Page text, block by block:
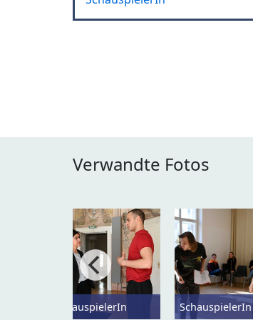
Verwandte Fotos
SchauspielerIn SchauspielerIn